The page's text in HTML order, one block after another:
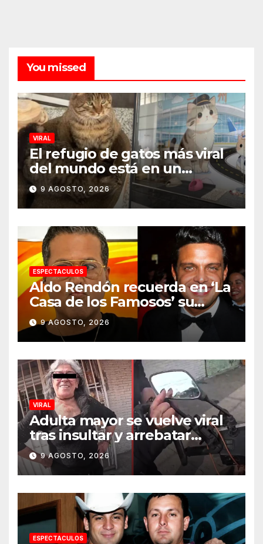
You missed
VIRAL
El refugio de gatos más viral
del mundo está en un
aeropuerto internacional y
tiene a tres felinos
patrullando las puertas de
embarque
9 AGOSTO, 2026
ESPECTACULOS
Aldo Rendón recuerda en ‘La
Casa de los Famosos’ su
encuentro con Luis Miguel
9 AGOSTO, 2026
VIRAL
Adulta mayor se vuelve viral
tras insultar y arrebatar
celular a repartidor
9 AGOSTO, 2026
ESPECTACULOS